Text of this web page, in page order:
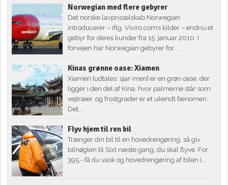
Norwegian med flere gebyrer
Det norske lavprisselskab Norwegian
introducerer – iflg. Viviro.com’s kilder – endnu et
gebyr for deres kunder fra 15. januar 2010. I
forvejen har Norwegian gebyrer for...
Kinas grønne oase: Xiamen
Xiamen [udtales: sjar-men] er en grøn oase, der
ligger i den del af Kina, hvor palmerne står som
vejtræer, og frostgrader er et ukendt fænomen.
Det...
Flyv hjem til ren bil
Trænger din bil til en hovedrengøring, så giv
bilnøglen til Sixt næste gang, du skal flyve. For
395,- få du vask og hovedrengøring af bilen i...